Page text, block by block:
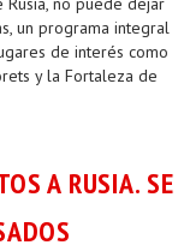
un programa integral
de interés como
y la Fortaleza de
A RUSIA. SE